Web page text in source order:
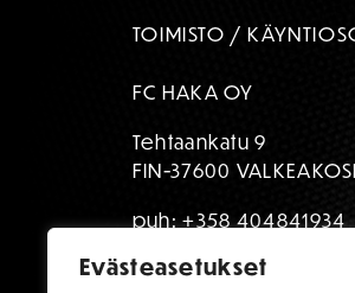
Evästeasetukset
TOIMISTO /
FC HAKA OY
Tehtaankatu 9
FIN-37600
puh:+358 404841934
toimisto@fchaka.fi